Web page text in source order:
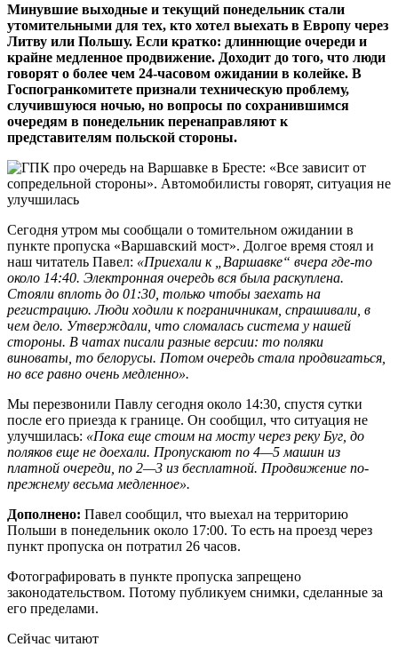
Минувшие выходные и текущий понедельник стали
утомительными для тех, кто хотел выехать в Европу через
Литву или Польшу. Если кратко: длиннющие очереди и
крайне медленное продвижение. Доходит до того, что люди
говорят о более чем 24-часовом ожидании в колейке. В
Госпогранкомитете признали техническую проблему,
случившуюся ночью, но вопросы по сохранившимся
очередям в понедельник перенаправляют к
представителям польской стороны.
Сегодня утром мы сообщали о томительном ожидании в
пункте пропуска «Варшавский мост». Долгое время стоял и
наш читатель Павел: «Приехали к „Варшавке“ вчера где-то
около 14:40. Электронная очередь вся была раскуплена.
Стояли вплоть до 01:30, только чтобы заехать на
регистрацию. Люди ходили к пограничникам, спрашивали, в
чем дело. Утверждали, что сломалась система у нашей
стороны. В чатах писали разные версии: то поляки
виноваты, то белорусы. Потом очередь стала продвигаться,
но все равно очень медленно».
Мы перезвонили Павлу сегодня около 14:30, спустя сутки
после его приезда к границе. Он сообщил, что ситуация не
улучшилась: «Пока еще стоим на мосту через реку Буг, до
поляков еще не доехали. Пропускают по 4—5 машин из
платной очереди, по 2—3 из бесплатной. Продвижение по-
прежнему весьма медленное».
Дополнено: Павел сообщил, что выехал на территорию
Польши в понедельник около 17:00. То есть на проезд через
пункт пропуска он потратил 26 часов.
Фотографировать в пункте пропуска запрещено
законодательством. Потому публикуем снимки, сделанные за
его пределами.
Сейчас читают